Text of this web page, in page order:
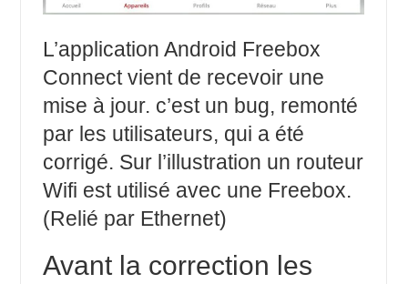
L’application Android Freebox
Connect vient de recevoir une
mise à jour. c’est un bug, remonté
par les utilisateurs, qui a été
corrigé. Sur l’illustration un routeur
Wifi est utilisé avec une Freebox.
(Relié par Ethernet)
Avant la correction les